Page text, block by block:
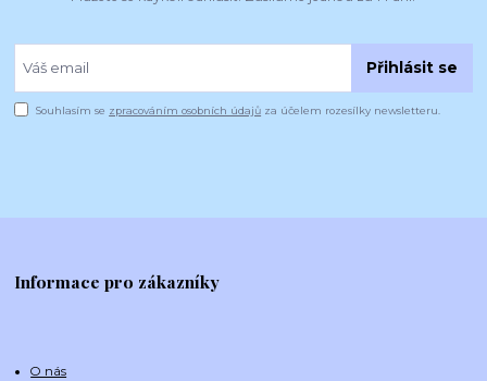
Přihlásit se
Souhlasím se zpracováním osobních údajů za účelem rozesílky newsletteru.
Informace pro zákazníky
O nás